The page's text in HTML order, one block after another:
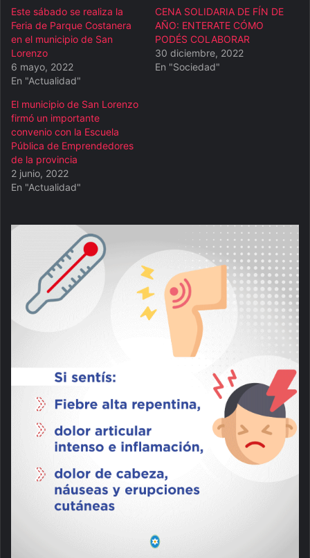
Este sábado se realiza la
Feria de Parque Costanera
en el municipio de San
Lorenzo
6 mayo, 2022
En "Actualidad"
CENA SOLIDARIA DE FÍN DE
AÑO: ENTERATE CÓMO
PODÉS COLABORAR
30 diciembre, 2022
En "Sociedad"
El municipio de San Lorenzo
firmó un importante
convenio con la Escuela
Pública de Emprendedores
de la provincia
2 junio, 2022
En "Actualidad"